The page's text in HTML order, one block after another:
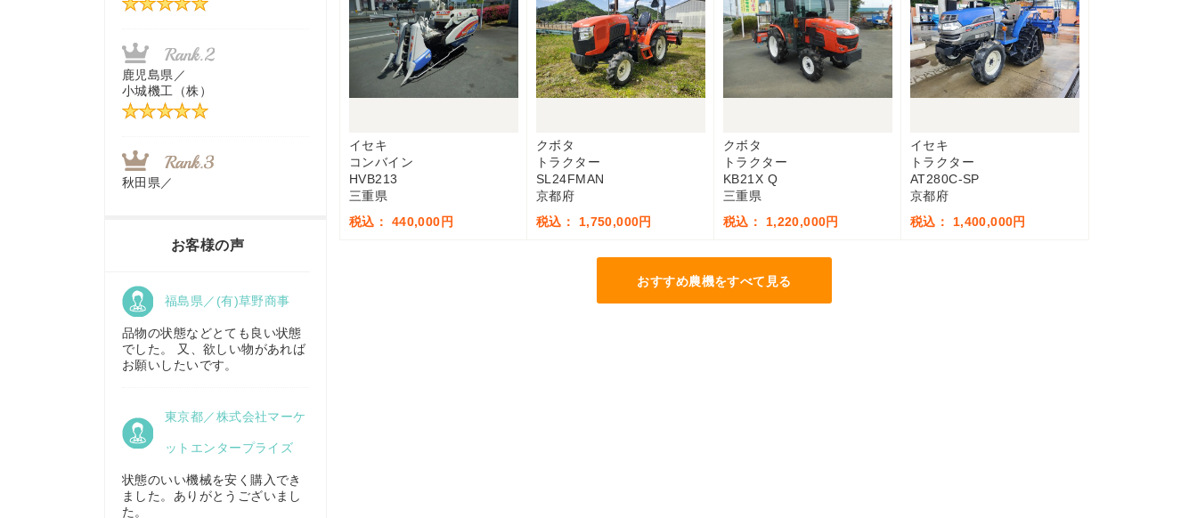
イセキ
コンバイン
HVB213
三重県
税込： 440,000円
クボタ
トラクター
SL24FMAN
京都府
税込： 1,750,000円
クボタ
トラクター
KB21X Q
三重県
税込： 1,220,000円
イセキ
トラクター
AT280C-SP
京都府
税込： 1,400,000円
おすすめ農機をすべて見る
近江商事合同会社：「茨城中古
農建機販売」
ガワ農機商会）
東京都／
株式会社マーケットエンタープ
ライズ
秋田県／
TMKトレーディング株式会社
鹿児島県／
小城機工（株）
秋田県／
香川県／
農機リンクス
株式会社キリノ
福島県／
お客様の声
福島県／(有)草野商事
品物の状態などとても良い状態
でした。 又、欲しい物があれば
お願いしたいです。
東京都／株式会社マーケ
ットエンタープライズ
状態のいい機械を安く購入でき
ました。ありがとうございまし
た。